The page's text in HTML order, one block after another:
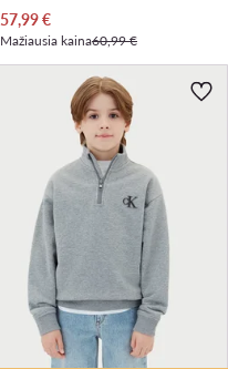
Dabartinė kaina
57,99€
Mažiausia kaina60,99 €